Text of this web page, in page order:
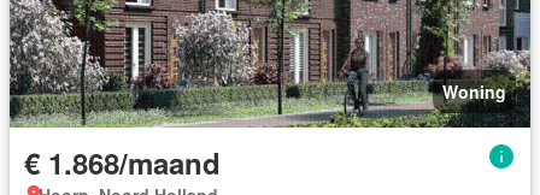
Woning
€ 1.868/maand